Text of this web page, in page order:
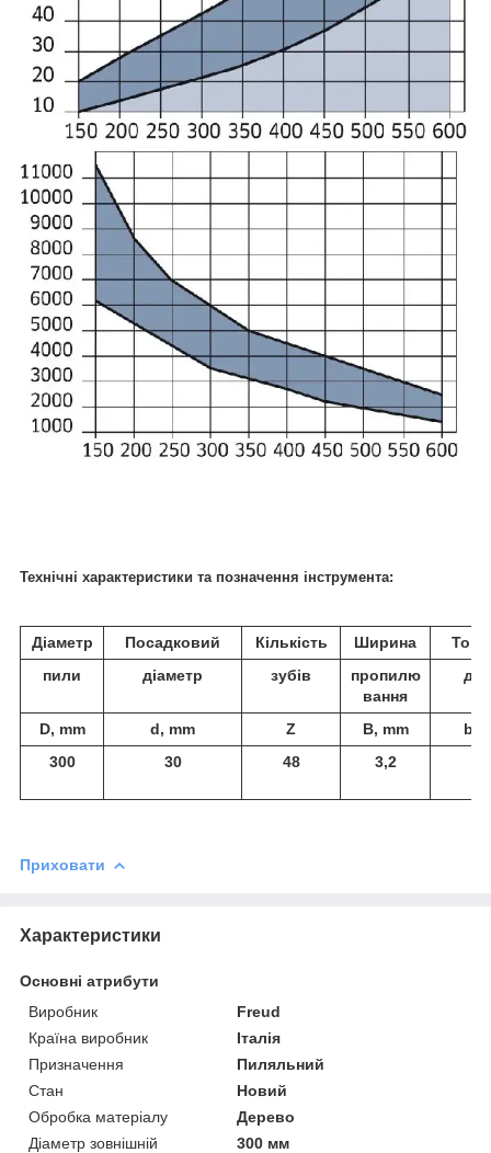
Технічні характеристики та позначення інструмента:
Діаметр Посадковий Кількість Ширина
пили
діаметр зубів
пропилю
вання
D, mm d, mm Z B, mm
b,
300
30 48 3,2
Приховати
Характеристики
Основні атрибути
Виробник
Freud
Країна виробник
Італія
Призначення
Пиляльний
Стан
Новий
Обробка матеріалу
Дерево
Діаметр зовнішній
300 мм